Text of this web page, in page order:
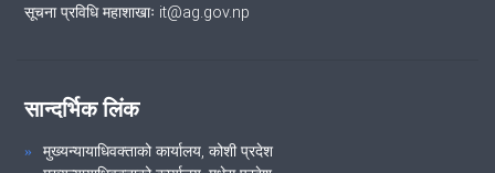
सूचना प्रविधि महाशाखाः it@ag.gov.np
सान्दर्भिक लिंक
मुख्यन्यायाधिवक्ताको कार्यालय, कोशी प्रदेश